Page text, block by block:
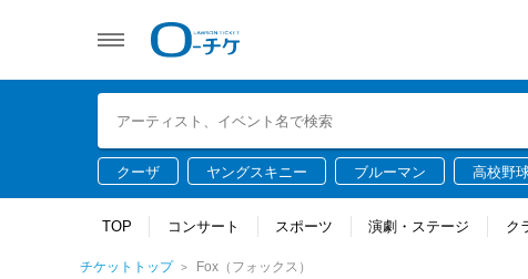
クーザ ヤングスキニー ブルーマン 高校野
TOP コンサート スポーツ 演劇・ステージ ク
チケットトップ Fox（フォックス）